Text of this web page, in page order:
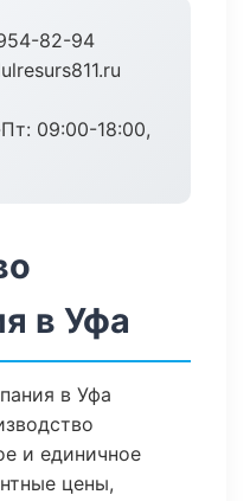
82-94
09:00-18:00,
в Уфа
в Уфа
и единичное
цены,